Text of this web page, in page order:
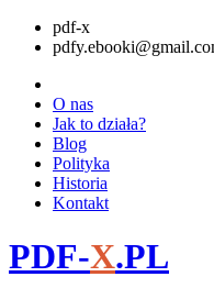
pdf-x
O nas
Jak to działa?
Blog
Polityka
Historia
Kontakt
PDF-X.PL